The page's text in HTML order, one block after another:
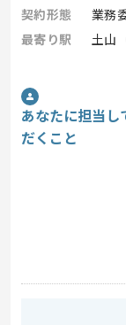
契約形態
業務
最寄り駅
土山
あなたに担当し
だくこと